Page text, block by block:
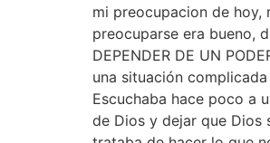
mi preocupacion de hoy,
preocuparse era bueno,
DEPENDER DE UN
una situación
Escuchaba hace poco a
de Dios y dejar que Dios